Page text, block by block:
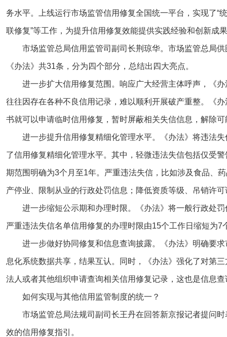
务水平。上线运行市场监管信用修复全国统一平台，实现了“
联修复”等工作，为提升信用修复效能提供实践经验和创新
市场监管总局信用监管司副司长荆琼华。市场监管总局
《办法》共31条，分为四个部分，总结出四大亮点。
进一步扩大信用修复范围。响应广大经营主体呼声，《
往往因存在各种不良信用记录，难以顺利开展破产重整。《
书就可以申请临时信用修复，暂时屏蔽相关失信信息，解除
进一步提升信用修复精细化管理水平。《办法》将违法
了信用修复精细化管理水平。其中，轻微违法失信包括仅受
期范围明确为3个月至1年。严重违法失信，比如涉及食品、
产停业、限制从业的行政处罚信息；降低资质等级、吊销许
进一步缩短公示期和办理时限。《办法》将一般行政处
严重违法失信名单信用修复的办理时限由15个工作日缩短为
进一步做好协同修复和信息查询披露。《办法》明确要
息化系统数据共享，结果互认。同时，《办法》强化了对第
法人或者其他组织申请查询相关信用修复记录，这也是信息
如何实现与其他信用监管制度的统一？
市场监管总局法规司副司长王丹在回答新京报记者提问
效的信用修复指引。